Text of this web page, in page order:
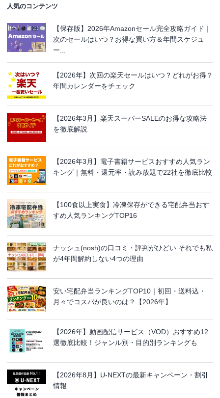
人気のコンテンツ
【保存版】2026年Amazonセール完全攻略ガイド｜
次のセールはいつ？お得な買い方＆年間スケジュ
ー...
【2026年】次回の楽天セールはいつ？どれがお得？
年間カレンダーをチェック
【2026年3月】楽天スーパーSALEのお得な攻略法
を徹底解説
【2026年3月】電子書籍サービスおすすめ人気ラン
キング｜無料・還元率・読み放題で22社を徹底比較
【100食以上実食】冷凍保存ができる宅配弁当おす
すめ人気ランキングTOP16
ナッシュ(nosh)の口コミ・評判がひどい それでも私
が4年間解約しない4つの理由
安い宅配弁当ランキングTOP10｜初回・送料込・
月々でコスパが良いのは？【2026年】
【2026年】動画配信サービス（VOD）おすすめ12
選徹底比較！ジャンル別・目的別ランキングも
【2026年8月】U-NEXTの最新キャンペーン・割引
情報